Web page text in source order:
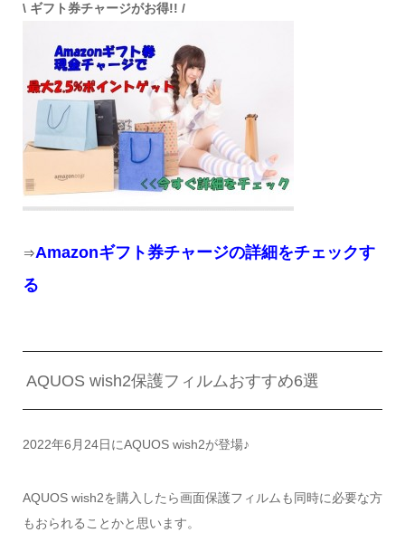
\ ギフト券チャージがお得!! /
⇒Amazonギフト券チャージの詳細をチェックす
る
AQUOS wish2保護フィルムおすすめ6選
2022年6月24日にAQUOS wish2が登場♪
AQUOS wish2を購入したら画面保護フィルムも同時に必要な方
もおられることかと思います。